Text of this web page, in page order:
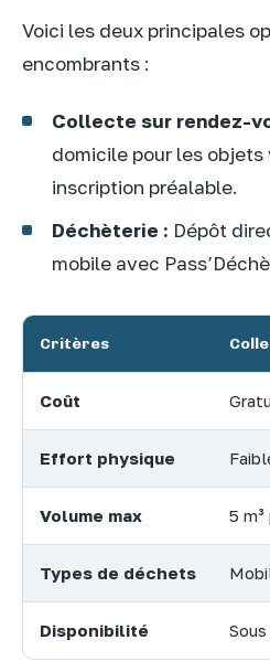
Voici les deux principales
encombrants :
Collecte sur rendez-
domicile pour les objets
inscription préalable.
Déchèterie : Dépôt
mobile avec
Critères
Coût
Effort physique
Volume max 5 m³
Types de déchets
Disponibilité